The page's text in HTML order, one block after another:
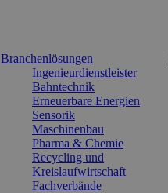
Branchenlösungen
Ingenieurdienstleister
Bahntechnik
Erneuerbare Energien
Sensorik
Maschinenbau
Pharma & Chemie
Recycling und
Kreislaufwirtschaft
Fachverbände